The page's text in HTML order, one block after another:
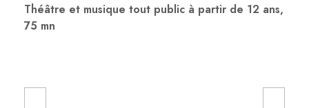
Théâtre et musique tout public à partir de 12 ans,
75 mn